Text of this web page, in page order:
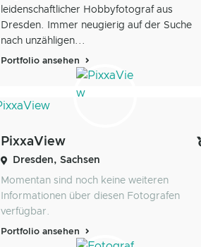
leidenschaftlicher Hobbyfotograf aus
Dresden. Immer neugierig auf der Suche
nach unzähligen...
Portfolio ansehen
PixxaView
Dresden, Sachsen
Momentan sind noch keine weiteren
Informationen über diesen Fotografen
verfügbar.
Portfolio ansehen